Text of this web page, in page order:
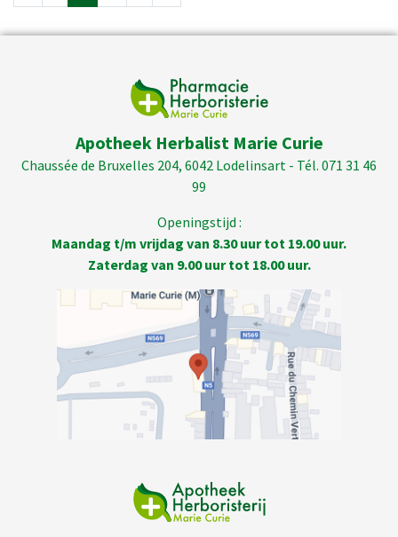
Apotheek Herbalist Marie Curie
Chaussée de Bruxelles 204, 6042 Lodelinsart - Tél. 071 31 46
99
Openingstijd :
Maandag t/m vrijdag van 8.30 uur tot 19.00 uur.
Zaterdag van 9.00 uur tot 18.00 uur.